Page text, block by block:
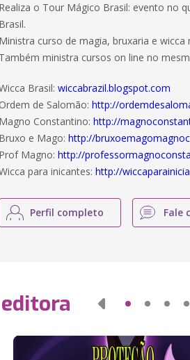
Realiza o Tour Mágico Brasil: evento no
Brasil.
Ministra curso de magia, bruxaria e
Também ministra cursos on line no
Brasil:wiccabrazil.blogspot.com
Ordem de Salomão:http://
Magno Constantino:http://
Bruxo e Mago:http://
Prof Magno:http://
para inicantes:http://
Perfil completo Fale